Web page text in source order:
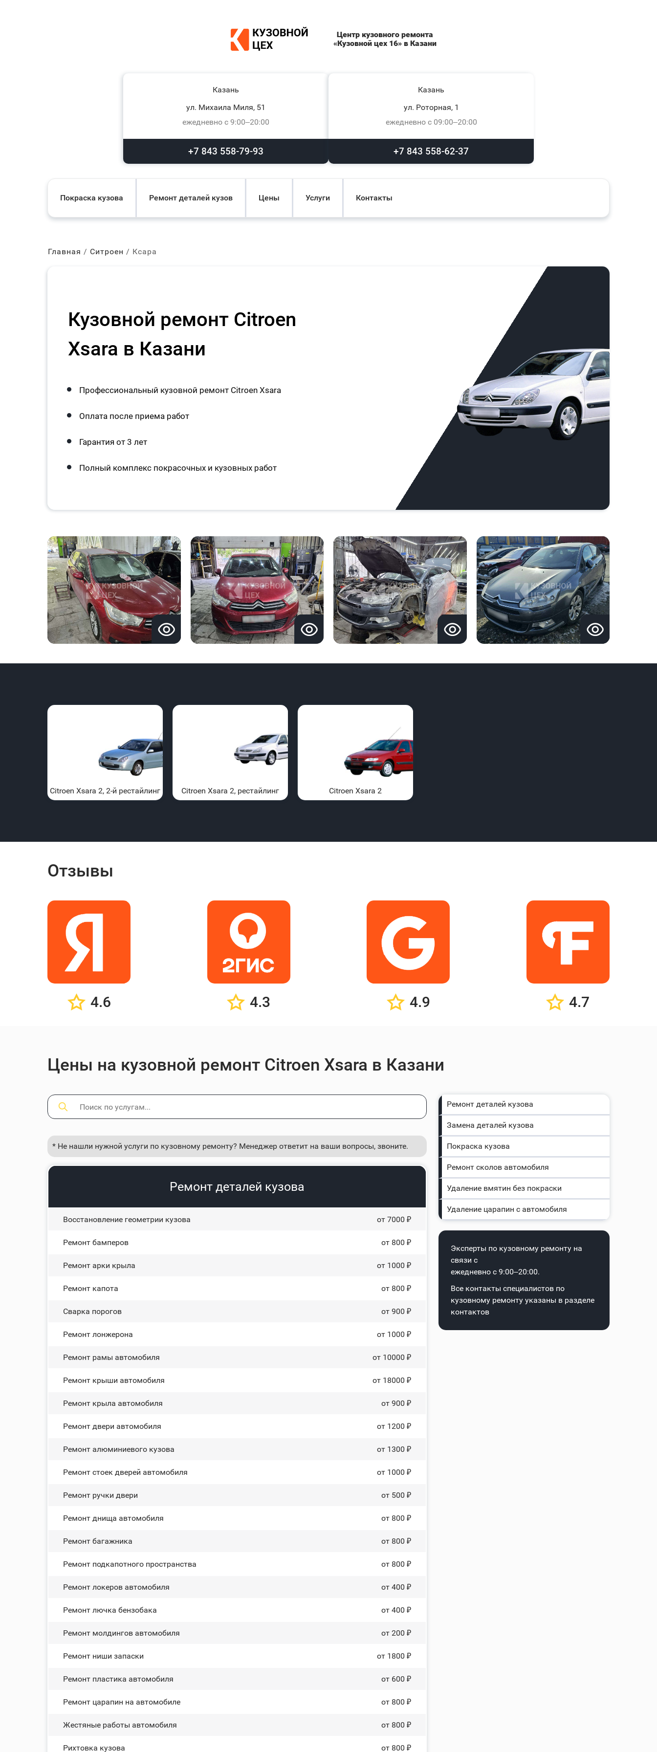
Центр кузовного ремонта
«Кузовной цех 16» в Казани
Казань
ул. Михаила Миля, 51
ежедневно с 9:00–20:00
+7 843 558-79-93
Казань
ул. Роторная, 1
ежедневно с 09:00–20:00
+7 843 558-62-37
Покраска кузова Ремонт деталей кузов Цены Услуги Контакты
Главная Ситроен Ксара
Кузовной ремонт Citroen
Xsara в Казани
Профессиональный кузовной ремонт Citroen Xsara
Оплата после приема работ
Гарантия от 3 лет
Полный комплекс покрасочных и кузовных работ
Citroen Xsara 2, 2-й рестайлинг Citroen Xsara 2, рестайлинг Citroen Xsara 2
Отзывы
4.6 4.3 4.9 4.7
Цены на кузовной ремонт Citroen Xsara в Казани
* Не нашли нужной услуги по кузовному ремонту? Менеджер ответит на ваши вопросы, звоните.
Ремонт деталей кузова
Восстановление геометрии кузова от 7000 ₽
Ремонт бамперов от 800 ₽
Ремонт арки крыла от 1000 ₽
Ремонт капота от 800 ₽
Сварка порогов от 900 ₽
Ремонт лонжерона от 1000 ₽
Ремонт рамы автомобиля от 10000 ₽
Ремонт крыши автомобиля от 18000 ₽
Ремонт крыла автомобиля от 900 ₽
Ремонт двери автомобиля от 1200 ₽
Ремонт алюминиевого кузова от 1300 ₽
Ремонт стоек дверей автомобиля от 1000 ₽
Ремонт ручки двери от 500 ₽
Ремонт днища автомобиля от 800 ₽
Ремонт багажника от 800 ₽
Ремонт подкапотного пространства от 800 ₽
Ремонт лoĸepoв автомобиля от 400 ₽
Ремонт лючка бензобака от 400 ₽
Ремонт молдингов автомобиля от 200 ₽
Ремонт ниши запаски от 1800 ₽
Ремонт пластика автомобиля от 600 ₽
Ремонт царапин на автомобиле от 800 ₽
Жестяные работы автомобиля от 800 ₽
Рихтовка кузова от 800 ₽
Ремонт деталей кузова
Замена деталей кузова
Покраска кузова
Ремонт сколов автомобиля
Удаление вмятин без покраски
Удаление царапин с автомобиля
Эксперты по кузовному ремонту на
связи с
ежедневно с 9:00–20:00.
Все контакты специалистов по
кузовному ремонту указаны в разделе
контактов